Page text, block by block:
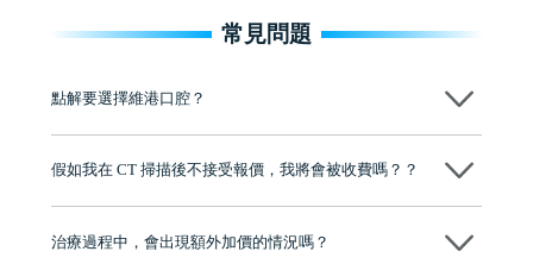
常見問題
點解要選擇維港口腔？
牌」、「2025香港企業領袖品牌」，是諾貝爾種植系統全球放心植牙中
至今已服務超過三十個國家和地區的顧客，受到粵港澳大灣區及周邊城
市市民極高的口碑評價及信任推薦 珠海、深圳設有八大分院，香港亦設
有咨詢及服務保障中心，有任何問題都可以隨時預約免費咨詢，讓人十
假如我在 CT 掃描後不接受報價，我將會被收費嗎？？
治療過程中，會出現額外加價的情況嗎？